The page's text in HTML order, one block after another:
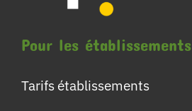
Pour les établissements
Tarifs établissements